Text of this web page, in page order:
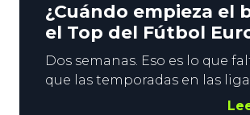
¿Cuándo empieza el
el Top del Fútbol
Dos semanas. Eso es lo que
que las temporadas en las
Fútbol Europeo se pongan